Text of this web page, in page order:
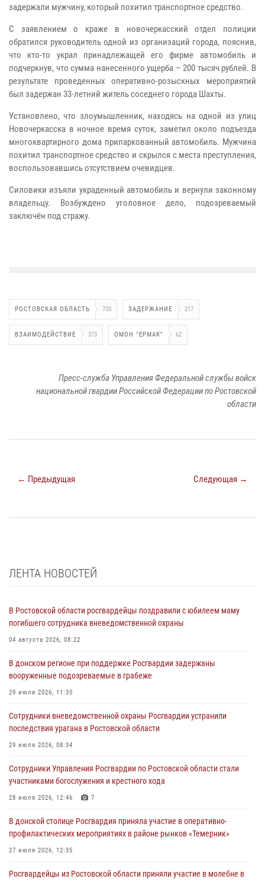
задержали мужчину, который похитил транспортное средство.
С заявлением о краже в новочеркасский отдел полиции
обратился руководитель одной из организаций города, пояснив,
что кто-то украл принадлежащей его фирме автомобиль и
подчеркнув, что сумма нанесенного ущерба – 200 тысяч рублей. В
результате проведенных оперативно-розыскных мероприятий
был задержан 33-летний житель соседнего города Шахты.
Установлено, что злоумышленник, находясь на одной из улиц
Новочеркасска в ночное время суток, заметил около подъезда
многоквартирного дома припаркованный автомобиль. Мужчина
похитил транспортное средство и скрылся с места преступления,
воспользовавшись отсутствием очевидцев.
Силовики изъяли украденный автомобиль и вернули законному
владельцу. Возбуждено уголовное дело, подозреваемый
заключён под стражу.
РОСТОВСКАЯ ОБЛАСТЬ 730 ЗАДЕРЖАНИЕ 217
ВЗАИМОДЕЙСТВИЕ 373 ОМОН "ЕРМАК" 62
Пресс-служба Управления Федеральной службы войск
национальной гвардии Российской Федерации по Ростовской
области
← Предыдущая Следующая →
ЛЕНТА НОВОСТЕЙ
В Ростовской области росгвардейцы поздравили с юбилеем маму
погибшего сотрудника вневедомственной охраны
04 августа 2026, 08:22
В донском регионе при поддержке Росгвардии задержаны
вооруженные подозреваемые в грабеже
29 июля 2026, 11:35
Сотрудники вневедомственной охраны Росгвардии устранили
последствия урагана в Ростовской области
29 июля 2026, 08:34
Сотрудники Управления Росгвардии по Ростовской области стали
участниками богослужения и крестного хода
28 июля 2026, 12:46 7
В донской столице Росгвардия приняла участие в оперативно-
профилактических мероприятиях в районе рынков «Темерник»
27 июля 2026, 12:35
Росгвардейцы из Ростовской области приняли участие в молебне в